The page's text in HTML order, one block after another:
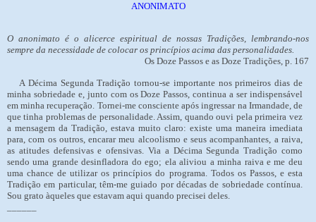
ANONIMATO
O anonimato é o alicerce espiritual de nossas Tradições, lembrando-nos
sempre da necessidade de colocar os princípios acima das personalidades.
Os Doze Passos e as Doze Tradições, p. 167
A Décima Segunda Tradição tornou-se importante nos primeiros dias de
minha sobriedade e, junto com os Doze Passos, continua a ser indispensável
em minha recuperação. Tornei-me consciente após ingressar na Irmandade, de
que tinha problemas de personalidade. Assim, quando ouvi pela primeira vez
a mensagem da Tradição, estava muito claro: existe uma maneira imediata
para, com os outros, encarar meu alcoolismo e seus acompanhantes, a raiva,
as atitudes defensivas e ofensivas. Via a Décima Segunda Tradição como
sendo uma grande desinfladora do ego; ela aliviou a minha raiva e me deu
uma chance de utilizar os princípios do programa. Todos os Passos, e esta
Tradição em particular, têm-me guiado por décadas de sobriedade contínua.
Sou grato àqueles que estavam aqui quando precisei deles.